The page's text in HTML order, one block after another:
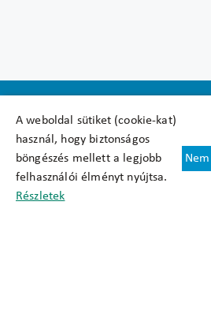
A weboldal sütiket (cookie-kat)
használ, hogy biztonságos
böngészés mellett a legjobb
felhasználói élményt nyújtsa.
Részletek
Felhasználási